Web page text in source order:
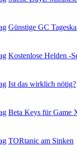
Günstige GC
Kostenlose Helden -
Ist das wirklich nötig?
Beta Keys für Game
TORtanic am Sinken